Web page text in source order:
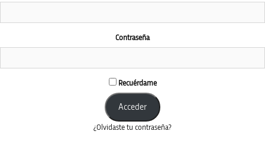
Contraseña
Recuérdame
¿Olvidaste tu contraseña?